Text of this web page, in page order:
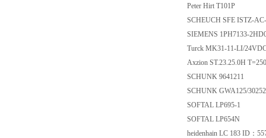
Peter Hirt T101P
SCHEUCH SFE
SIEMENS 1PH7133-
Turck MK31-11-LI/
Axzion ST.23.25.0H
SCHUNK 9641211
SCHUNK GWA125/
SOFTAL LP695-1
SOFTAL LP654N
heidenhain LC 183 ID